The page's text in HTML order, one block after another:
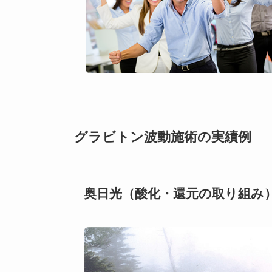
グラビトン波動施術の実績例
奥日光（酸化・還元の取り組み